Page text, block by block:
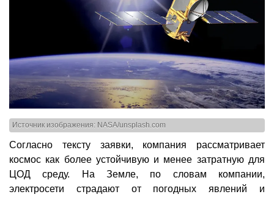
Источник изображения: NASA/unsplash.com
Согласно тексту заявки, компания рассматривает
космос как более устойчивую и менее затратную для
ЦОД среду. На Земле, по словам компании,
электросети страдают от погодных явлений и